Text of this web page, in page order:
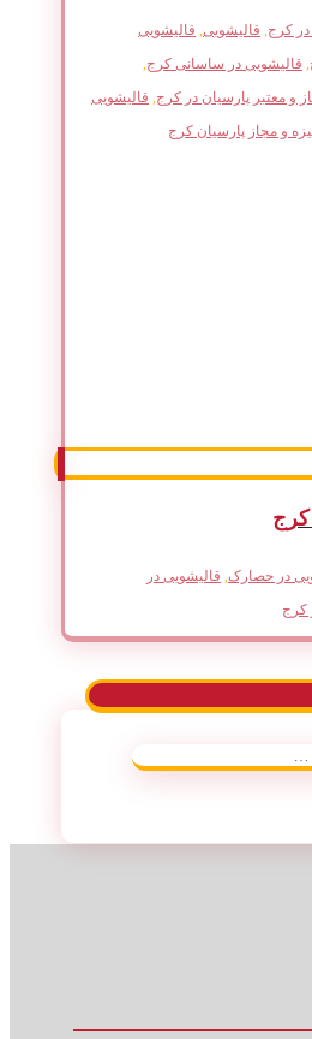
کرج قالیشویی قالیشویی
قالیشویی در ساسانی کرج
و معتبر پارسیان در کرج قالیشویی
و مجاز پارسیان کرج
کرج
در حصارک قالیشویی در
کرج